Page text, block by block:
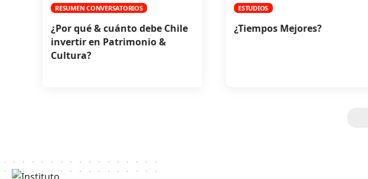
RESUMEN CONVERSATORIOS
¿Por qué & cuánto debe Chile
invertir en Patrimonio &
Cultura?
ESTUDIOS
¿Tiempos Mejores?